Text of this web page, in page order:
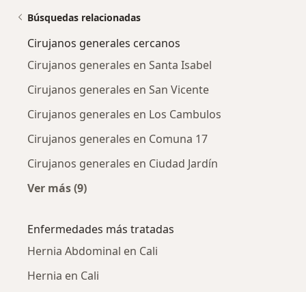
Búsquedas relacionadas
Cirujanos generales cercanos
Cirujanos generales en Santa Isabel
Cirujanos generales en San Vicente
Cirujanos generales en Los Cambulos
Cirujanos generales en Comuna 17
Cirujanos generales en Ciudad Jardín
Ver más (9)
Enfermedades más tratadas
Hernia Abdominal en Cali
Hernia en Cali